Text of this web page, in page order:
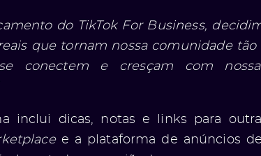
do TikTok For Business,
que tornam nossa comunidade
conectem e cresçam com
inclui dicas, notas e links para
e a plataforma de anúncios